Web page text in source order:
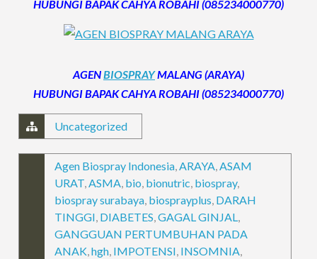
HUBUNGI BAPAK CAHYA ROBAHI (085234000770)
AGENBIOSPRAYMALANG (ARAYA)
HUBUNGI BAPAK CAHYA ROBAHI (085234000770)
Uncategorized
Agen Biospray Indonesia,ARAYA,ASAM
URAT,ASMA, bio, bionutric, biospray,
biospray surabaya, biosprayplus, DARAH
TINGGI, DIABETES,GAGAL GINJAL,
GANGGUAN PERTUMBUHAN PADA
ANAK,hgh, IMPOTENSI, INSOMNIA,